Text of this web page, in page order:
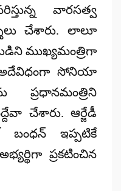
వారసత్వ
చేశారు. లాలూ
ముఖ్యమంత్రిగా
అదేవిధంగా సోనియా
ప్రధానమంత్రిని
చేశారు. ఆర్జేడీ
ఇప్పటికే
ప్రకటించిన